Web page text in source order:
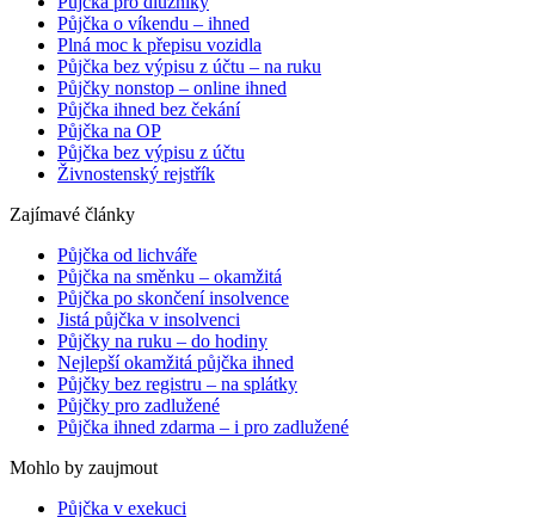
Půjčka o víkendu – ihned
Plná moc k přepisu vozidla
Půjčka bez výpisu z účtu – na ruku
Půjčky nonstop – online ihned
Půjčka ihned bez čekání
Půjčka na OP
Půjčka bez výpisu z účtu
Živnostenský rejstřík
Zajímavé články
Půjčka od lichváře
Půjčka na směnku – okamžitá
Půjčka po skončení insolvence
Jistá půjčka v insolvenci
Půjčky na ruku – do hodiny
Nejlepší okamžitá půjčka ihned
Půjčky bez registru – na splátky
Půjčky pro zadlužené
Půjčka ihned zdarma – i pro zadlužené
Mohlo by zaujmout
Půjčka v exekuci